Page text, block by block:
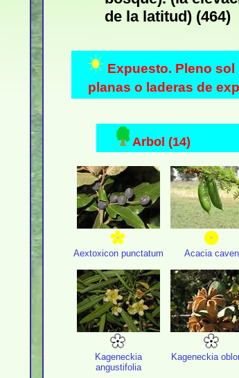
de la latitud) (464)
Expuesto. Pleno
planas o laderas de
Arbol (14)
Aextoxicon punctatum Acacia caven
Kageneckia
angustifolia
Kageneckia